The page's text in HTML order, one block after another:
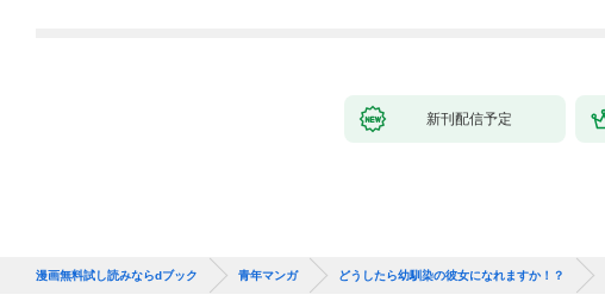
新刊配信予定
漫画無料試し読みならdブック 青年マンガ どうしたら幼馴染の彼女になれますか！？